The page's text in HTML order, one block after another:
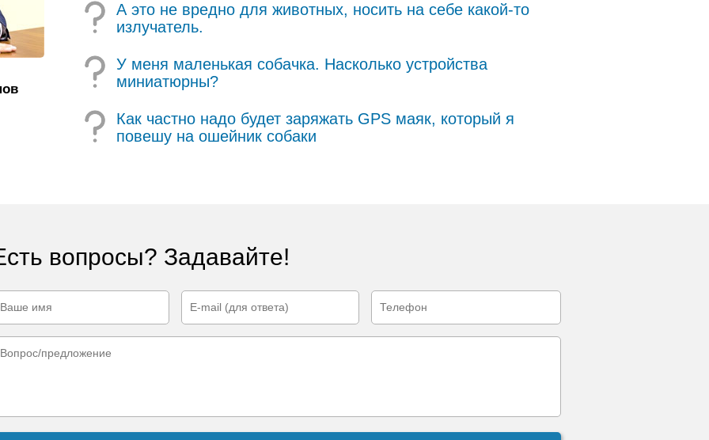
А это не вредно для животных, носить на себе какой-то
излучатель.
У меня маленькая собачка. Насколько устройства
миниатюрны?
Как частно надо будет заряжать GPS маяк, который я
повешу на ошейник собаки
вопросы? Задавайте!